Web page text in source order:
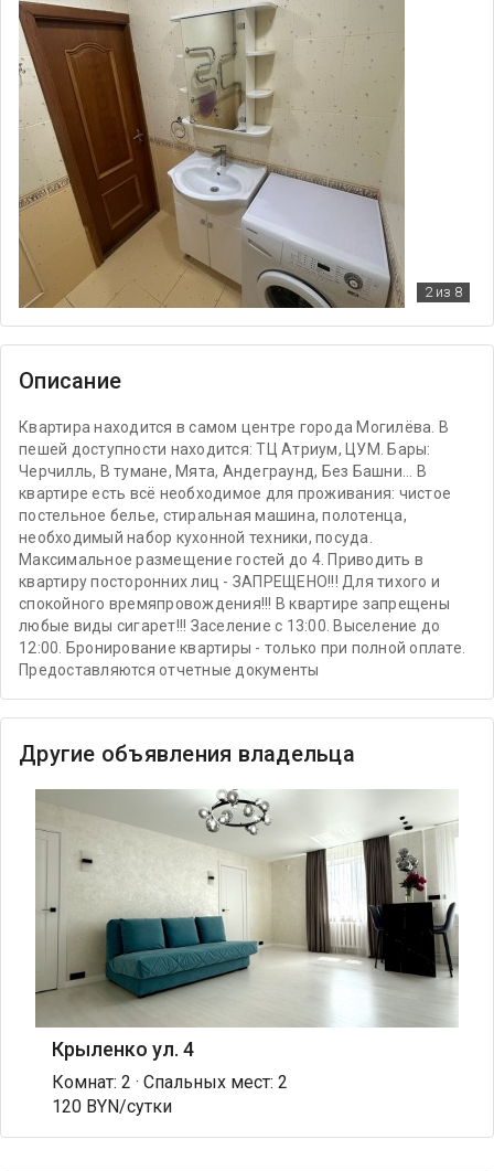
2из 8
Описание
Квартира находится в самом центре города Могилёва. В
пешей доступности находится: ТЦ Атриум, ЦУМ. Бары:
Черчилль, В тумане, Мята, Андеграунд, Без Башни... В
квартире есть всё необходимое для проживания: чистое
постельное белье, стиральная машина, полотенца,
необходимый набор кухонной техники, посуда.
Максимальное размещение гостей до 4. Приводить в
квартиру посторонних лиц - ЗАПРЕЩЕНО!!! Для тихого и
спокойного времяпровождения!!! В квартире запрещены
любые виды сигарет!!! Заселение с 13:00. Выселение до
12:00. Бронирование квартиры - только при полной оплате.
Предоставляются отчетные документы
Другие объявления владельца
Крыленко ул. 4
Комнат: 2 · Спальных мест: 2
120 BYN/сутки